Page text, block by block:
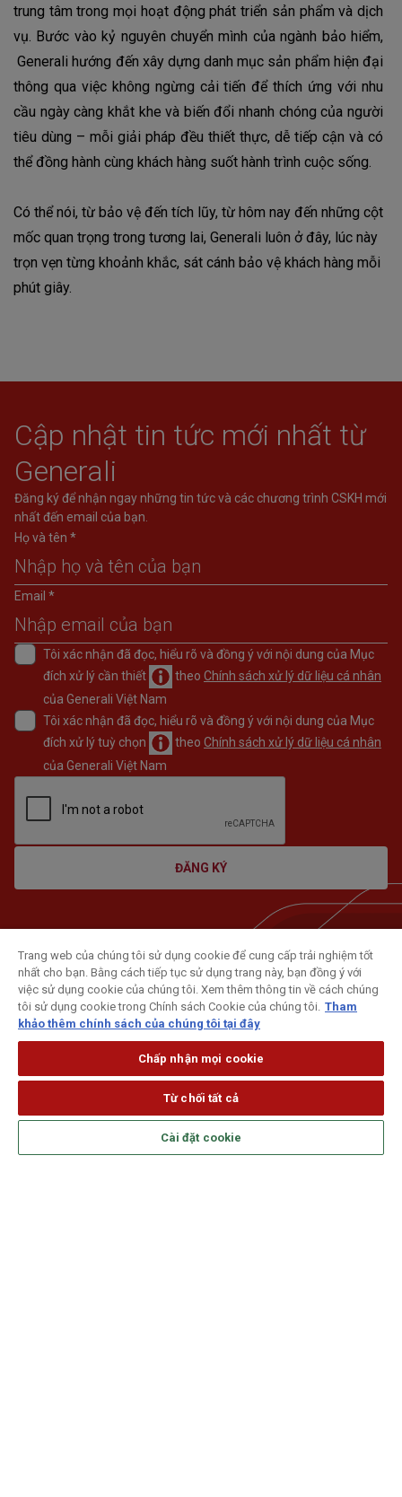
trung tâm trong mọi hoạt động phát triển sản phẩm và dịch
vụ. Bước vào kỷ nguyên chuyển mình của ngành bảo hiểm,
Generali hướng đến xây dựng danh mục sản phẩm hiện đại
thông qua việc không ngừng cải tiến để thích ứng với nhu
cầu ngày càng khắt khe và biến đổi nhanh chóng của người
tiêu dùng – mỗi giải pháp đều thiết thực, dễ tiếp cận và có
thể đồng hành cùng khách hàng suốt hành trình cuộc sống.
Có thể nói, từ bảo vệ đến tích lũy, từ hôm nay đến những cột
mốc quan trọng trong tương lai, Generali luôn ở đây, lúc này
trọn vẹn từng khoảnh khắc, sát cánh bảo vệ khách hàng mỗi
phút giây.
Cập nhật tin tức mới nhất từ
Generali
Đăng ký để nhận ngay những tin tức và các chương trình CSKH mới
nhất đến email của bạn.
Họ và tên *
Email *
Tôi xác nhận đã đọc, hiểu rõ và đồng ý với nội dung của Mục
đích xử lý cần thiết
theo Chính sách xử lý dữ liệu cá nhân
của Generali Việt Nam
Tôi xác nhận đã đọc, hiểu rõ và đồng ý với nội dung của Mục
đích xử lý tuỳ chọn
theo Chính sách xử lý dữ liệu cá nhân
của Generali Việt Nam
ĐĂNG KÝ
Theo dõi Generali trên mạng xã hội
Trang web của chúng tôi sử dụng cookie để cung cấp trải nghiệm tốt
nhất cho bạn. Bằng cách tiếp tục sử dụng trang này, bạn đồng ý với
việc sử dụng cookie của chúng tôi. Xem thêm thông tin về cách chúng
tôi sử dụng cookie trong Chính sách Cookie của chúng tôi. Tham
khảo thêm chính sách của chúng tôi tại đây
Chấp nhận mọi cookie
Từ chối tất cả
Cài đặt cookie